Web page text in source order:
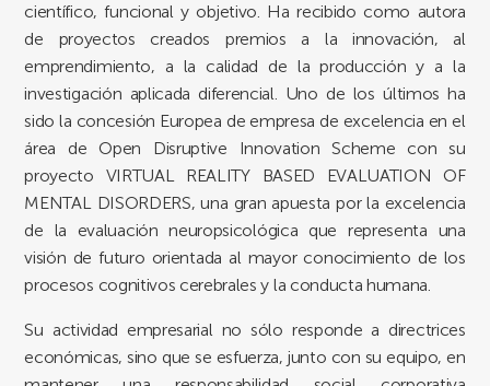
científico, funcional y objetivo. Ha recibido como autora
de proyectos creados premios a la innovación, al
emprendimiento, a la calidad de la producción y a la
investigación aplicada diferencial. Uno de los últimos ha
sido la concesión Europea de empresa de excelencia en el
área de Open Disruptive Innovation Scheme con su
proyecto VIRTUAL REALITY BASED EVALUATION OF
MENTAL DISORDERS, una gran apuesta por la excelencia
de la evaluación neuropsicológica que representa una
visión de futuro orientada al mayor conocimiento de los
procesos cognitivos cerebrales y la conducta humana.
Su actividad empresarial no sólo responde a directrices
económicas, sino que se esfuerza, junto con su equipo, en